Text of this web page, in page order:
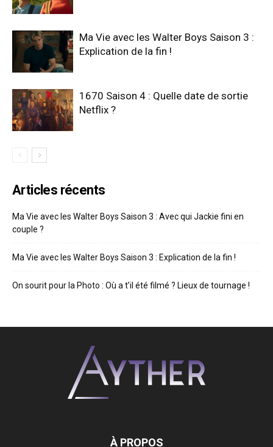
Ma Vie avec les Walter Boys Saison 3 :
Explication de la fin !
1670 Saison 4 : Quelle date de sortie
Netflix ?
Articles récents
Ma Vie avec les Walter Boys Saison 3 : Avec qui Jackie fini en
couple ?
Ma Vie avec les Walter Boys Saison 3 : Explication de la fin !
On sourit pour la Photo : Où a t’il été filmé ? Lieux de tournage !
À PROPOS